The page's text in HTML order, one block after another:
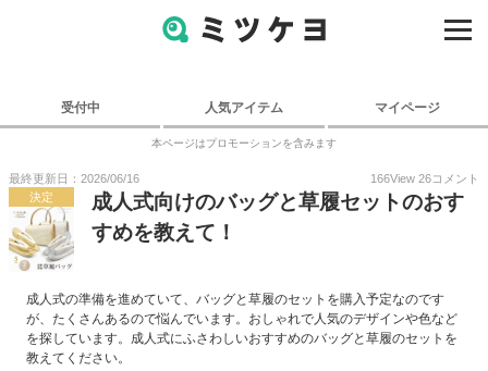
受付中 人気アイテム マイページ
本ページはプロモーションを含みます
最終更新日：2026/06/16 166View 26コメント
決定
成人式向けのバッグと草履セットのおす
すめを教えて！
成人式の準備を進めていて、バッグと草履のセットを購入予定なのです
が、たくさんあるので悩んでいます。おしゃれで人気のデザインや色など
を探しています。成人式にふさわしいおすすめのバッグと草履のセットを
教えてください。